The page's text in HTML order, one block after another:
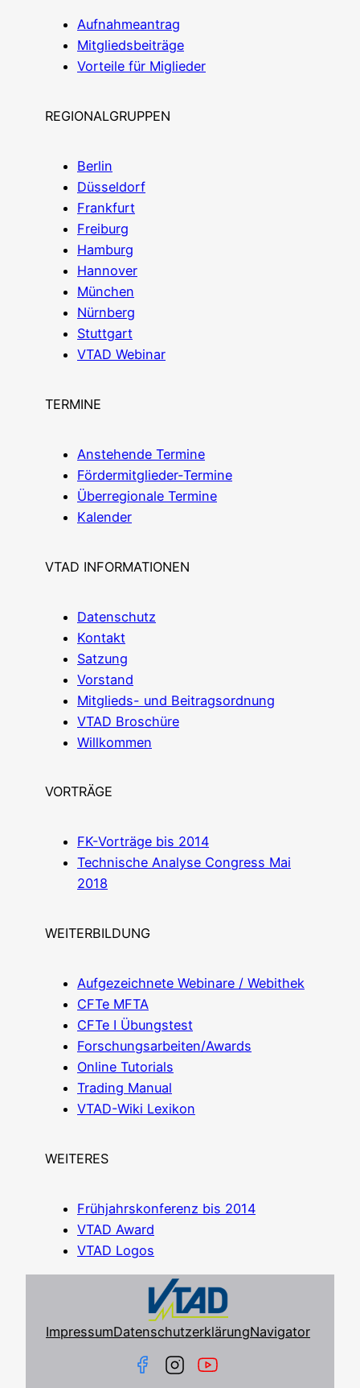
Auf­nah­me­an­trag
Mit­glieds­bei­trä­ge
Vor­tei­le für Miglieder
REGIONALGRUPPEN
Ber­lin
Düs­sel­dorf
Frank­furt
Frei­burg
Ham­burg
Han­no­ver
Mün­chen
Nürn­berg
Stutt­gart
VTAD Web­i­nar
TERMINE
Anste­hen­de Termine
För­der­mit­glie­der-Ter­mi­ne
Über­re­gio­na­le Termine
Kalen­der
VTAD INFORMATIONEN
Daten­schutz
Kon­takt
Sat­zung
Vor­stand
Mit­glieds- und Beitragsordnung
VTAD Bro­schü­re
Will­kom­men
VORTRÄGE
FK-Vor­trä­ge bis 2014
Tech­ni­sche Ana­ly­se Con­gress Mai
2018
WEITERBILDUNG
Auf­ge­zeich­ne­te Web­i­na­re / Webithek
CFTe MFTA
CFTe I Übungstest
Forschungsarbeiten/Awards
Online Tuto­ri­als
Tra­ding Manual
VTAD-Wiki Lexi­kon
WEITERES
Früh­jahrs­kon­fe­renz bis 2014
VTAD Award
VTAD Logos
ImpressumDatenschutzerklärungNavigator